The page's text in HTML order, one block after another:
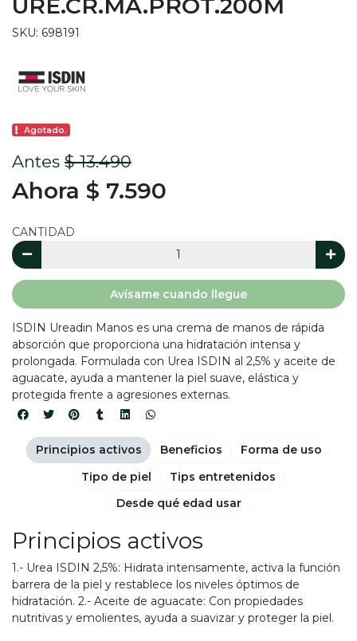
SKU: 698191
Agotado.
Antes $ 13.490
Ahora $ 7.590
CANTIDAD
Avísame cuando llegue
ISDIN Ureadin Manos es una crema de manos de rápida
absorción que proporciona una hidratación intensa y
prolongada. Formulada con Urea ISDIN al 2,5% y aceite de
aguacate, ayuda a mantener la piel suave, elástica y
protegida frente a agresiones externas.
Principios activos
1.- Urea ISDIN 2,5%: Hidrata intensamente, activa la función
barrera de la piel y restablece los niveles óptimos de
hidratación. 2.- Aceite de aguacate: Con propiedades
nutritivas y emolientes, ayuda a suavizar y proteger la piel.
Principios activos Beneficios
Forma de uso
Tipo de piel
Tips entretenidos
Desde qué edad usar